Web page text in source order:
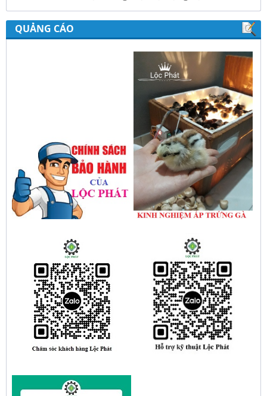
Hướng dẫn sử dụng bộ điều khiển ủ sữa
chua công nghiệp Lộc Phát
Hướng dẫn sử dụng bộ điều khiển độ ẩm
gold, nhiệt độ và ánh sáng tự động Lộc
QUẢNG CÁO